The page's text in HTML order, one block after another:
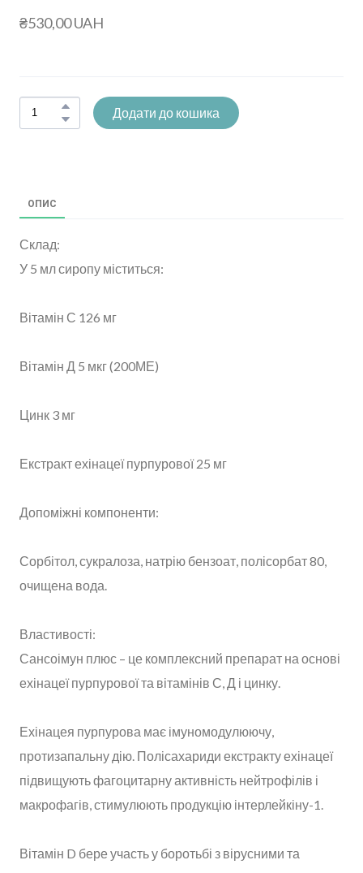
₴530,00 UAH
Додати до кошика
ОПИС
Склад:
У 5 мл сиропу міститься:
Вітамін С 126 мг
Вітамін Д 5 мкг (200МЕ)
Цинк 3 мг
Екстракт ехінацеї пурпурової 25 мг
Допоміжні компоненти:
Сорбітол, сукралоза, натрію бензоат, полісорбат 80,
очищена вода.
Властивості:
Сансоімун плюс – це комплексний препарат на основі
ехінацеї пурпурової та вітамінів С, Д і цинку.
Ехінацея пурпурова має імуномодулюючу,
протизапальну дію. Полісахариди екстракту ехінацеї
підвищують фагоцитарну активність нейтрофілів і
макрофагів, стимулюють продукцію інтерлейкіну-1.
Вітамін D бере участь у боротьбі з вірусними та